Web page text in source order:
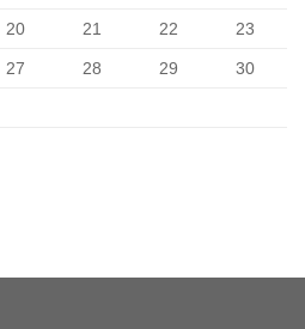
20 21 22 23
27 28 29 30